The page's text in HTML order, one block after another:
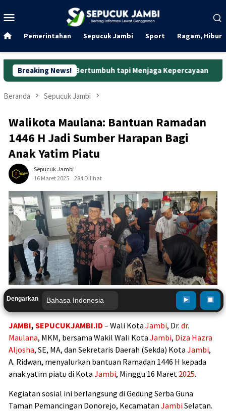
ke
Mobile
Pemerintahan Sepucuk Jambi Sport Ragam,
Breaking News!
Bertumbuh tapi Menjaga Kepercayaan Curanmor di
Beranda Sepucuk Jambi
Walikota Maulana: Bantuan Ramadan
1446 H Jadi Sumber Harapan Bagi
Anak Yatim Piatu
Sepucuk Jambi
16 Maret 2025
284 Dilihat
Dengarkan
JAMBI, SEPUCUKJAMBI.ID – Wali Kota Jambi, Dr. dr.
Maulana, MKM, bersama Wakil Wali Kota Jambi, Diza Hazra
Aljosha, SE, MA, dan Sekretaris Daerah (Sekda) Kota Jambi,
A. Ridwan, menyalurkan bantuan Ramadan 1446 H kepada
anak yatim piatu di Kota Jambi, Minggu 16 Maret 2025.
Kegiatan sosial ini berlangsung di Gedung Serba Guna
Taman Pemancingan Donorejo, Kecamatan JambiSelatan.